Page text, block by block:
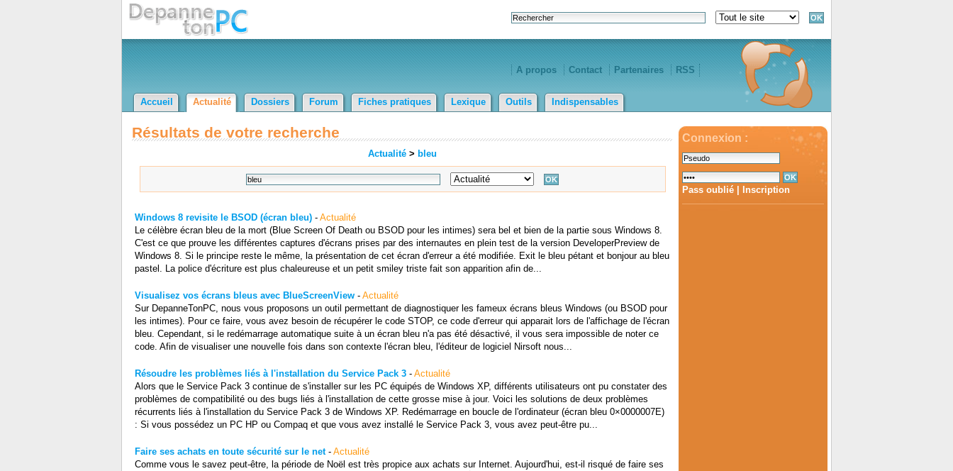
A propos Contact Partenaires RSS
Accueil Actualité Dossiers Forum Fiches pratiques Lexique Outils Indispensables
Connexion :
Pass oublié Inscription
Résultats de votre recherche
Actualité> bleu
Windows 8 revisite le BSOD (écran bleu)- Actualité
Le célèbre écran bleu de la mort (Blue Screen Of Death ou BSOD pour les intimes) sera bel et bien de la partie sous Windows 8.
C'est ce que prouve les différentes captures d'écrans prises par des internautes en plein test de la version DeveloperPreview de
Windows 8. Si le principe reste le même, la présentation de cet écran d'erreur a été modifiée. Exit le bleu pétant et bonjour au bleu
pastel. La police d'écriture est plus chaleureuse et un petit smiley triste fait son apparition afin de...
Visualisez vos écrans bleus avec BlueScreenView- Actualité
Sur DepanneTonPC, nous vous proposons un outil permettant de diagnostiquer les fameux écrans bleus Windows (ou BSOD pour
les intimes). Pour ce faire, vous avez besoin de récupérer le code STOP, ce code d'erreur qui apparait lors de l'affichage de l'écran
bleu. Cependant, si le redémarrage automatique suite à un écran bleu n'a pas été désactivé, il vous sera impossible de noter ce
code. Afin de visualiser une nouvelle fois dans son contexte l'écran bleu, l'éditeur de logiciel Nirsoft nous...
Résoudre les problèmes liés à l'installation du Service Pack 3- Actualité
Alors que le Service Pack 3 continue de s'installer sur les PC équipés de Windows XP, différents utilisateurs ont pu constater des
problèmes de compatibilité ou des bugs liés à l'installation de cette grosse mise à jour. Voici les solutions de deux problèmes
récurrents liés à l'installation du Service Pack 3 de Windows XP. Redémarrage en boucle de l'ordinateur (écran bleu 0×0000007E)
: Si vous possédez un PC HP ou Compaq et que vous avez installé le Service Pack 3, vous avez peut-être pu...
Faire ses achats en toute sécurité sur le net- Actualité
Comme vous le savez peut-être, la période de Noël est très propice aux achats sur Internet. Aujourd'hui, est-il risqué de faire ses